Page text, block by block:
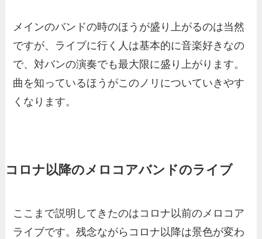
メインのバンドの時のほうが盛り上がるのは当然
ですが、ライブに行く人は基本的に音楽好きなの
で、対バンの演奏でも最大限に盛り上がります。
曲を知っているほうがこのノリについていきやす
くなります。
コロナ以降のメロコアバンドのライブ
ここまで説明してきたのはコロナ以前のメロコア
ライブです。残念ながらコロナ以降は景色が変わ